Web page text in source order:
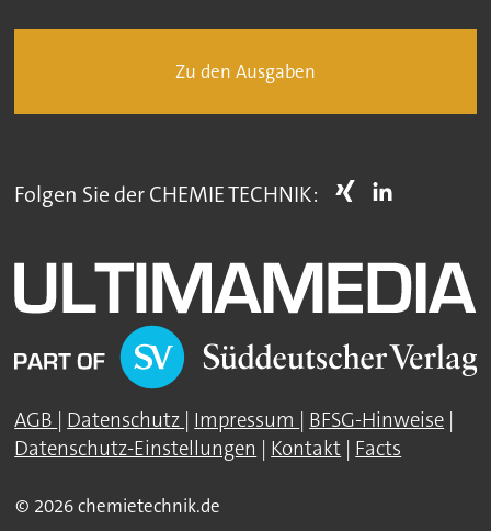
Zu den Ausgaben
Folgen Sie der CHEMIE TECHNIK:
AGB | Datenschutz | Impressum | BFSG-Hinweise |
Datenschutz-Einstellungen | Kontakt | Facts
© 2026 chemietechnik.de